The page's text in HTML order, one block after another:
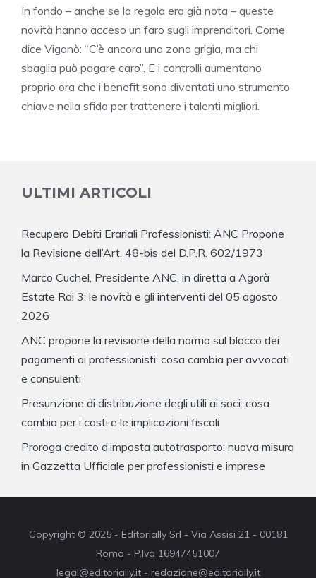
In fondo – anche se la regola era già nota – queste
novità hanno acceso un faro sugli imprenditori. Come
dice Viganò: “C’è ancora una zona grigia, ma chi
sbaglia può pagare caro”. E i controlli aumentano
proprio ora che i benefit sono diventati uno strumento
chiave nella sfida per trattenere i talenti migliori.
ULTIMI ARTICOLI
Recupero Debiti Erariali Professionisti: ANC Propone
la Revisione dell’Art. 48-bis del D.P.R. 602/1973
Marco Cuchel, Presidente ANC, in diretta a Agorà
Estate Rai 3: le novità e gli interventi del 05 agosto
2026
ANC propone la revisione della norma sul blocco dei
pagamenti ai professionisti: cosa cambia per avvocati
e consulenti
Presunzione di distribuzione degli utili ai soci: cosa
cambia per i costi e le implicazioni fiscali
Proroga credito d’imposta autotrasporto: nuova misura
in Gazzetta Ufficiale per professionisti e imprese
Copyright © 2025 - Editorially Srl - Via Assisi 21 - 00181
Roma - P.Iva 16947451007
legal@editorially.it - redazione@editorially.it